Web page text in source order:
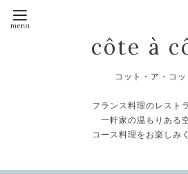
côte à
コット・ア・コッ
フランス料理のレスト
一軒家の温もりある
コース料理をお楽しみ